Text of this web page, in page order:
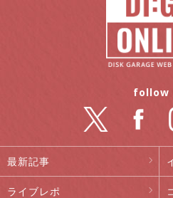
最新記事
ライブレポ
follow